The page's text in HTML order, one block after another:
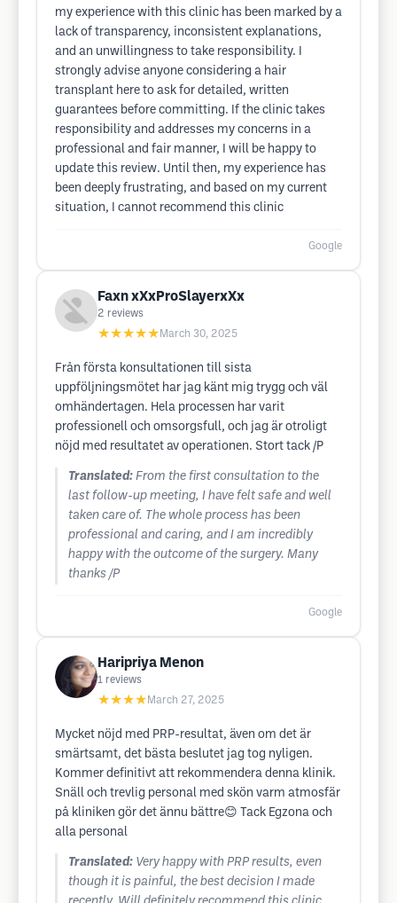
my experience with this clinic has been marked by a
lack of transparency, inconsistent explanations,
and an unwillingness to take responsibility. I
strongly advise anyone considering a hair
transplant here to ask for detailed, written
guarantees before committing. If the clinic takes
responsibility and addresses my concerns in a
professional and fair manner, I will be happy to
update this review. Until then, my experience has
been deeply frustrating, and based on my current
situation, I cannot recommend this clinic
Google
Faxn xXxProSlayerxXx
2 reviews
★★★★★ March 30, 2025
Från första konsultationen till sista
uppföljningsmötet har jag känt mig trygg och väl
omhändertagen. Hela processen har varit
professionell och omsorgsfull, och jag är otroligt
nöjd med resultatet av operationen. Stort tack /P
Translated: From the first consultation to the
last follow-up meeting, I have felt safe and well
taken care of. The whole process has been
professional and caring, and I am incredibly
happy with the outcome of the surgery. Many
thanks /P
Google
Haripriya Menon
1 reviews
★★★★ March 27, 2025
Mycket nöjd med PRP-resultat, även om det är
smärtsamt, det bästa beslutet jag tog nyligen.
Kommer definitivt att rekommendera denna klinik.
Snäll och trevlig personal med skön varm atmosfär
på kliniken gör det ännu bättre😊 Tack Egzona och
alla personal
Translated: Very happy with PRP results, even
though it is painful, the best decision I made